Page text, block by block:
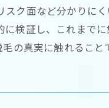
ク面など分かりに
検証し、これまで
の真実に触れるこ